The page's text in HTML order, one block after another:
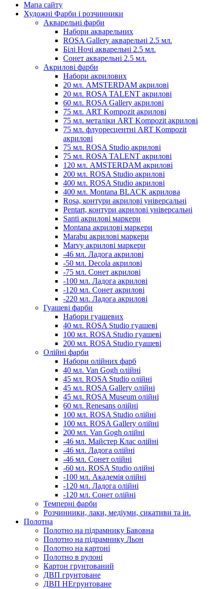
Мапа сайту
Художні Фарби і розчинники
Акварельні фарби
Набори акварельних
ROSA Gallery акварельні 2.5 мл.
Білі Ночі акварельні 2.5 мл.
Сонет акварельні 2.5 мл.
Акрилові фарби
Набори акрилових
20 мл. AMSTERDAM акрилові
20 мл. ROSA TALENT акрилові
60 мл. ROSA Gallery акрилові
75 мл. ART Kompozit акрилові
75 мл. металіки ART Kompozit акрилові
75 мл. флуоресцентні ART Kompozit
акрилові
75 мл. ROSA Studio акрилові
75 мл. ROSA TALENT акрилові
120 мл. AMSTERDAM акрилові
200 мл. ROSA Studio акрилові
400 мл. ROSA Studio акрилові
400 мл. Montana BLACK акрилова
Rosa, контури акрилові універсальні
Pentart, контури акрилові універсальні
Santi акрилові маркери
Montana акрилові маркери
Marabu акрилові маркери
Marvy акрилові маркери
-46 мл. Ладога акрилові
-50 мл. Decola акрилові
-75 мл. Сонет акрилові
-100 мл. Ладога акрилові
-120 мл. Сонет акрилові
-220 мл. Ладога акрилові
Гуашеві фарби
Набори гуашевих
40 мл. ROSA Studio гуашеві
100 мл. ROSA Studio гуашеві
200 мл. ROSA Studio гуашеві
Олійні фарби
Набори олійних фарб
40 мл. Van Gogh олійні
45 мл. ROSA Studio олійні
45 мл. ROSA Gallery олійні
45 мл. ROSA Museum олійні
60 мл. Renesans олійні
100 мл. ROSA Studio олійні
100 мл. ROSA Gallery олійні
200 мл. Van Gogh олійні
-46 мл. Майстер Клас олійні
-46 мл. Ладога олійні
-46 мл. Сонет олійні
-60 мл. ROSA Studio олійні
-100 мл. Академія олійні
-120 мл. Ладога олійні
-120 мл. Сонет олійні
Темперні фарби
Розчинники, лаки, медіуми, сикативи та ін.
Полотна
Полотно на підрамнику Бавовна
Полотно на підрамнику Льон
Полотно на картоні
Полотно в рулоні
Картон грунтований
ДВП грунтоване
ДВП НЕгрунтоване